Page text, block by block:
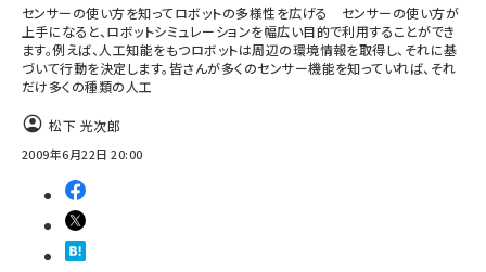
センサーの使い方を知ってロボットの多様性を広げる センサーの使い方が
上手になると、ロボットシミュレーションを幅広い目的で利用することができ
ます。例えば、人工知能をもつロボットは周辺の環境情報を取得し、それに基
づいて行動を決定します。皆さんが多くのセンサー機能を知っていれば、それ
だけ多くの種類の人工
松下 光次郎
2009年6月22日 20:00